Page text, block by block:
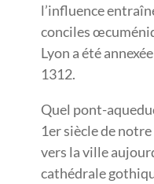
l’influence
conciles
Lyon a été
1312.
Quel pont-
1er siècle de
vers la ville
cathédrale